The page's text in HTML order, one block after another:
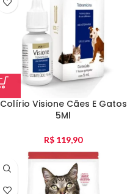
Colírio Visione Cães E Gatos
5Ml
R$ 119,90